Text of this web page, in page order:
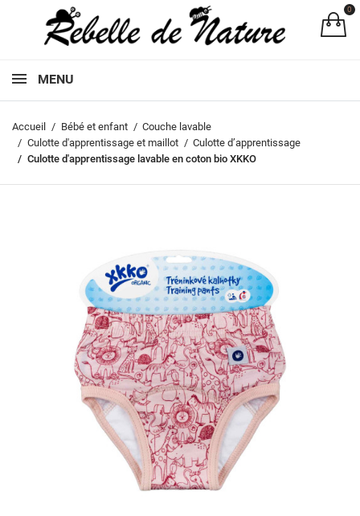
0
MENU
Accueil Bébé et enfant
Couche lavable
Culotte d'apprentissage et maillot
Culotte d’apprentissage
Culotte d'apprentissage lavable en coton bio XKKO